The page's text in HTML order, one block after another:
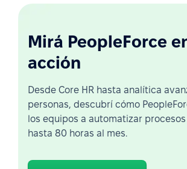
Mirá PeopleForce
acción
Desde Core HR hasta analítica
personas, descubrí cómo
los equipos a automatizar
hasta 80 horas al mes.